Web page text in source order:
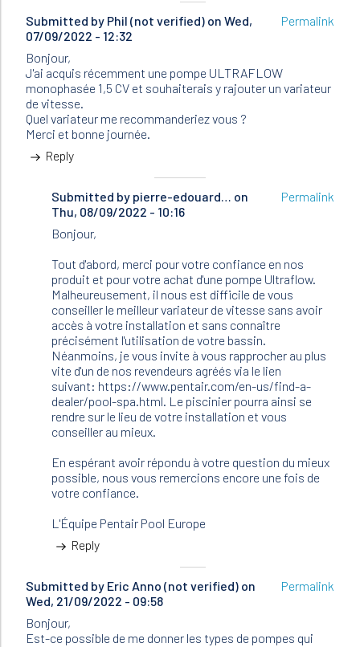
Submitted by Phil (not verified) on Wed,
07/09/2022 - 12:32
Permalink
Bonjour,
J'ai acquis récemment une pompe ULTRAFLOW
monophasée 1,5 CV et souhaiterais y rajouter un variateur
de vitesse.
Quel variateur me recommanderiez vous ?
Merci et bonne journée.
Reply
Submitted by pierre-edouard… on
Thu, 08/09/2022 - 10:16
In
reply
to
Bonjour,
J'ai
acquis…
by
Phil
(not
verified)
Permalink
Bonjour,
Tout d'abord, merci pour votre confiance en nos
produit et pour votre achat d'une pompe Ultraflow.
Malheureusement, il nous est difficile de vous
conseiller le meilleur variateur de vitesse sans avoir
accès à votre installation et sans connaître
précisément l'utilisation de votre bassin.
Néanmoins, je vous invite à vous rapprocher au plus
vite d'un de nos revendeurs agréés via le lien
suivant: https://www.pentair.com/en-us/find-a-
dealer/pool-spa.html. Le piscinier pourra ainsi se
rendre sur le lieu de votre installation et vous
conseiller au mieux.
En espérant avoir répondu à votre question du mieux
possible, nous vous remercions encore une fois de
votre confiance.
L'Équipe Pentair Pool Europe
Reply
Submitted by Eric Anno (not verified) on
Wed, 21/09/2022 - 09:58
Permalink
Bonjour,
Est-ce possible de me donner les types de pompes qui